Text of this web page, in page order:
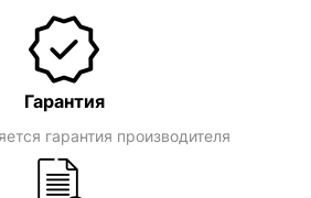
Гарантия
гарантия производителя